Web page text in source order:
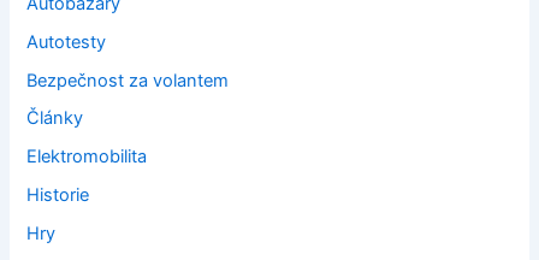
Autotesty
Bezpečnost za volantem
Články
Elektromobilita
Historie
Hry